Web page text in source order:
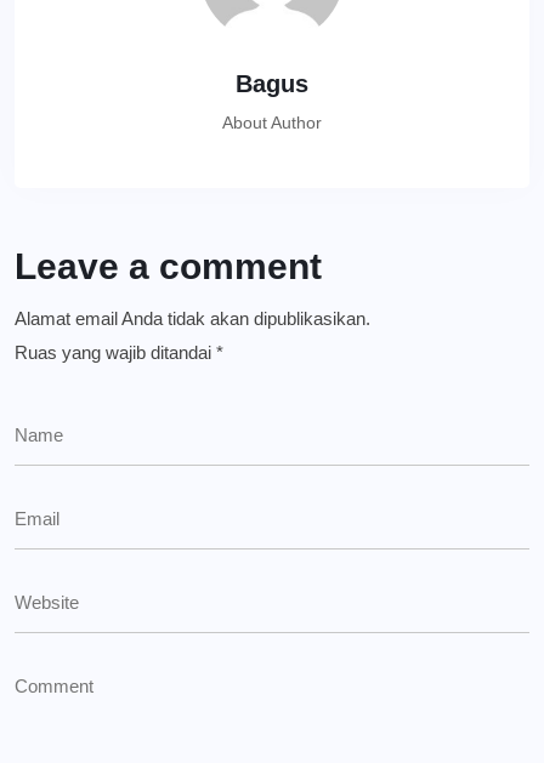
Bagus
About Author
Leave a comment
Alamat email Anda tidak akan dipublikasikan.
Ruas yang wajib ditandai *